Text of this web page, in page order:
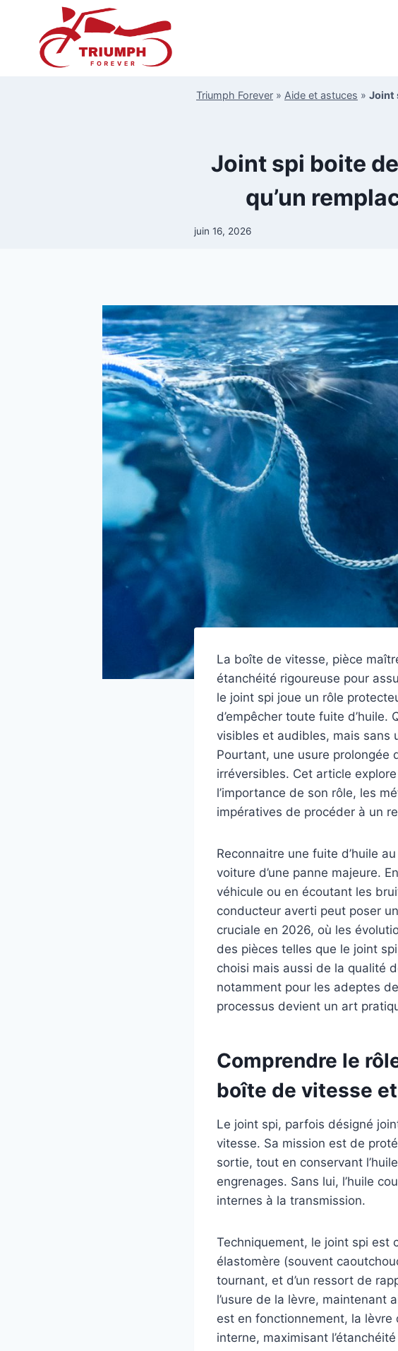
contenu
Triumph Forever » Aide et astuces » Joint
Joint spi boite
qu’un
juin 16, 2026
La boîte de vitesse, pièce
étanchéité rigoureuse pour
le joint spi joue un rôle
d’empêcher toute fuite
visibles et audibles, mais sans
Pourtant, une usure prolongée
irréversibles. Cet article
l’importance de son rôle, les
impératives de procéder à un
Reconnaitre une fuite d’huile
voiture d’une panne majeure.
véhicule ou en écoutant les
conducteur averti peut poser
cruciale en 2026, où les
des pièces telles que le joint
choisi mais aussi de la qualité
notamment pour les adeptes
processus devient un art
Comprendre le
boîte de vitesse
Le joint spi, parfois désigné
vitesse. Sa mission est de
sortie, tout en conservant
engrenages. Sans lui, l’huile
internes à la transmission.
Techniquement, le joint spi est
élastomère (souvent
tournant, et d’un ressort de
l’usure de la lèvre, maintenant
est en fonctionnement, la lèvre
interne, maximisant